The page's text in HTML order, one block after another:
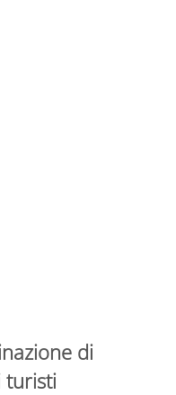
di
turisti